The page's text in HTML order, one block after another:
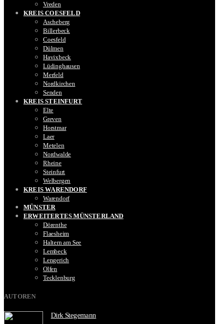
Vreden
KREIS COESFELD
Ascheberg
Billerbeck
Coesfeld
Dülmen
Havixbeck
Lüdinghausen
Merfeld
Nordkirchen
Senden
KREIS STEINFURT
Elte
Greven
Horstmar
Laer
Metelen
Nordwalde
Rheine
Steinfurt
Welbergen
KREIS WARENDORF
Warendorf
MÜNSTER
ERWEITERTES MÜNSTERLAND
Dörenthe
Flaesheim
Haltern am See
Lembeck
Lengerich
Olfen
Tecklenburg
AUTOREN
Dirk Stegemann